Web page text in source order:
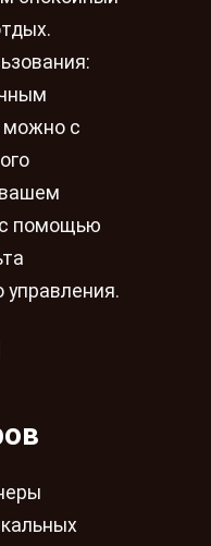
можно с
помощью
управления.